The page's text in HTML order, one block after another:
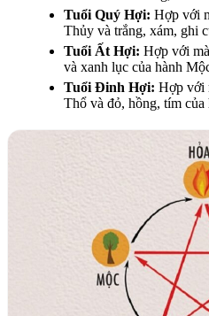
Tuổi Quý Hợi: Hợp với
Thủy và trắng, xám, ghi
Tuổi Ất Hợi: Hợp với
và xanh lục của hành
Tuổi Đinh Hợi: Hợp với
Thổ và đỏ, hồng, tím của